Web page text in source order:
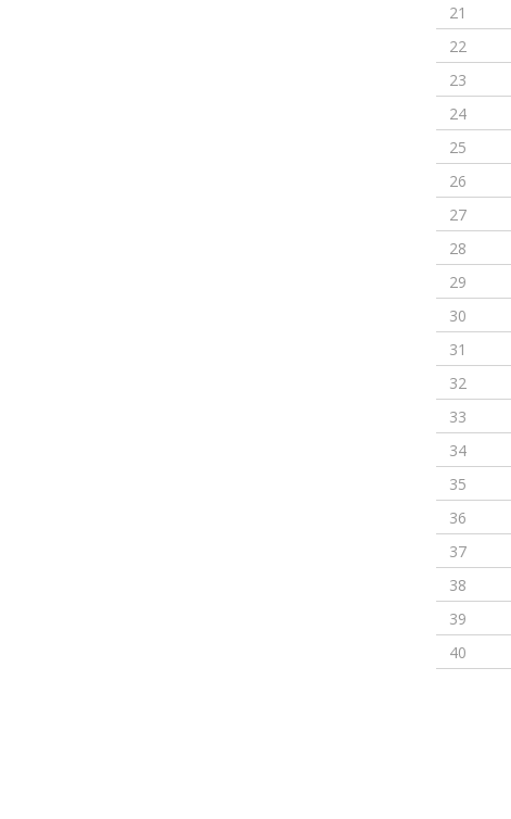
21
22
23
24
25
26
27
28
29
30
31
32
33
34
35
36
37
38
39
40